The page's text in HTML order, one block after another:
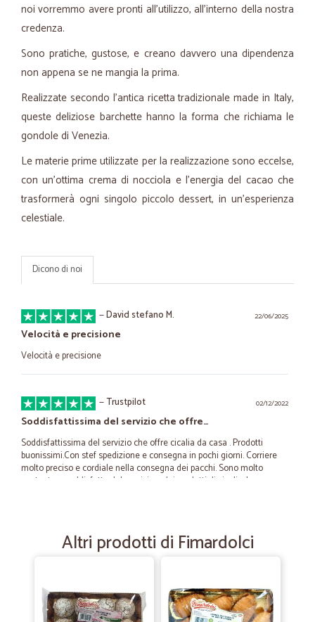
noi vorremmo avere pronti all'utilizzo, all'interno della nostra
credenza.
Sono pratiche, gustose, e creano davvero una dipendenza
non appena se ne mangia la prima.
Realizzate secondo l'antica ricetta tradizionale made in Italy,
queste deliziose barchette hanno la forma che richiama le
gondole di Venezia.
Le materie prime utilizzate per la realizzazione sono eccelse,
con un'ottima crema di nocciola e l'energia del cacao che
trasformerà ogni singolo piccolo dessert, in un'esperienza
celestiale.
Dicono di noi
22/06/2025
—David stefano M.
Velocità e precisione
Velocità e precisione
02/12/2022
—Trustpilot
Soddisfattissima del servizio che offre…
Soddisfattissima del servizio che offre cicalia da casa . Prodotti
buonissimi.Con stef spedizione e consegna in pochi giorni. Corriere
molto preciso e cordiale nella consegna dei pacchi. Sono molto
contenta e soddisfatta del servizio e dei prodotti di cicalia. Lo
—Trustpilot
improvviso problema di salute non potevo andare a fare la spesa e
abito da solo, ho fatto una marea di telefonate a tutti i supermercati
locali con marchi blasonati, chiedendo se facevano servizio a
Altri prodotti di Fimardolci